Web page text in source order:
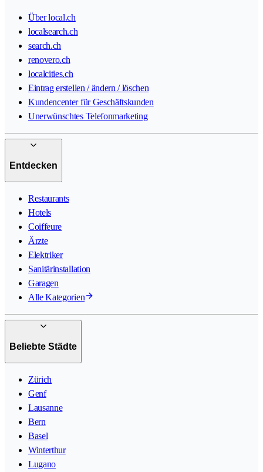
Über local.ch
localsearch.ch
search.ch
renovero.ch
localcities.ch
Eintrag erstellen / ändern / löschen
Kundencenter für Geschäftskunden
Unerwünschtes Telefonmarketing
Entdecken
Restaurants
Hotels
Coiffeure
Ärzte
Elektriker
Sanitärinstallation
Garagen
Alle Kategorien
Beliebte Städte
Zürich
Genf
Lausanne
Bern
Basel
Winterthur
Lugano